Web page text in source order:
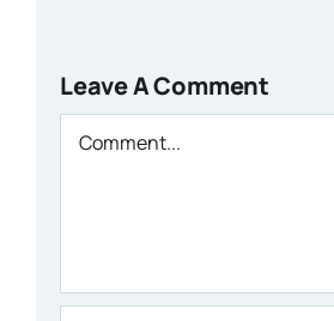
Leave A Comment
Comment